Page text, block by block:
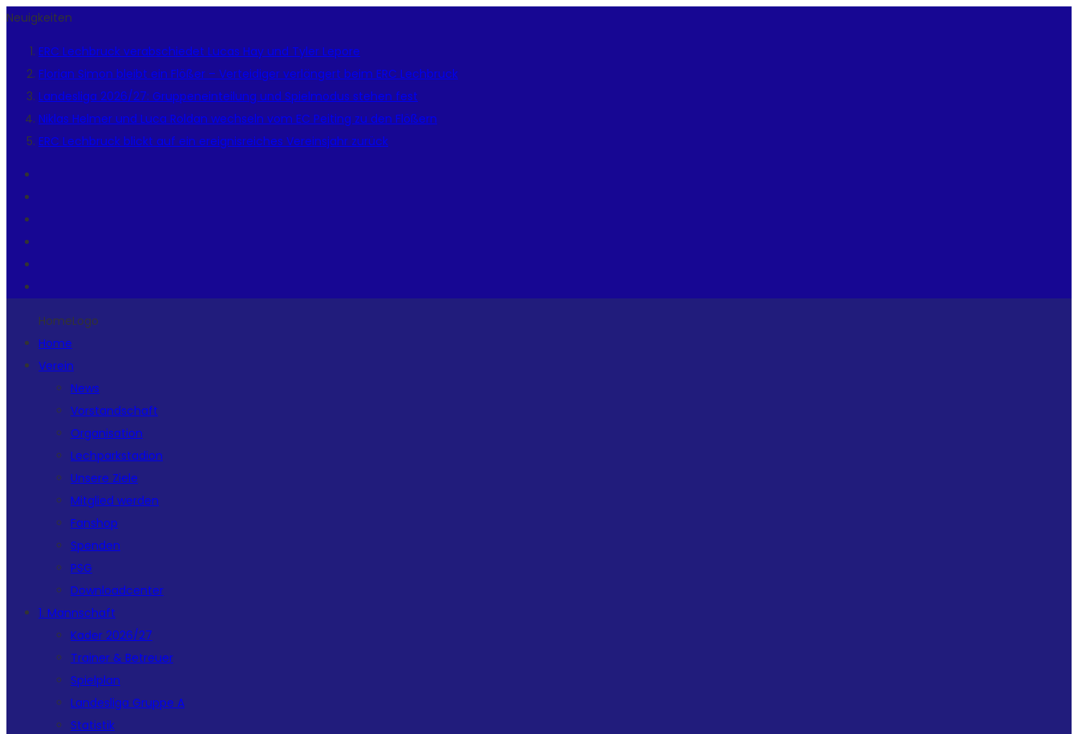
Neuigkeiten
ERC Lechbruck verabschiedet Lucas Hay und Tyler Lepore
Florian Simon bleibt ein Flößer – Verteidiger verlängert beim ERC Lechbruck
Landesliga 2026/27: Gruppeneinteilung und Spielmodus stehen fest
Niklas Helmer und Luca Roldan wechseln vom EC Peiting zu den Flößern
ERC Lechbruck blickt auf ein ereignisreiches Vereinsjahr zurück
HomeLogo
Home
Verein
News
Vorstandschaft
Organisation
Lechparkstadion
Unsere Ziele
Mitglied werden
Fanshop
Spenden
PSG
Downloadcenter
1. Mannschaft
Kader 2026/27
Trainer & Betreuer
Spielplan
Landesliga Gruppe A
Statistik